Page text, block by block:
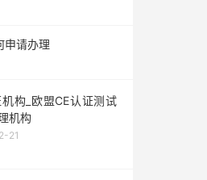
申请办理
机构_欧盟CE认证测试
机构
21